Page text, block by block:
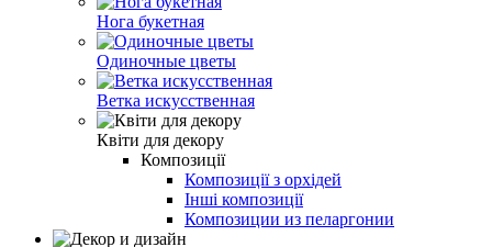
Нога букетная
Одиночные цветы
Ветка искусственная
Квіти для декору
Композиції
Композиції з орхідей
Інші композиції
Композиции из пеларгонии